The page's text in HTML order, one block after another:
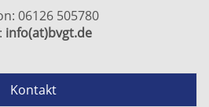
06126 505780
info(at)bvgt.de
Kontakt